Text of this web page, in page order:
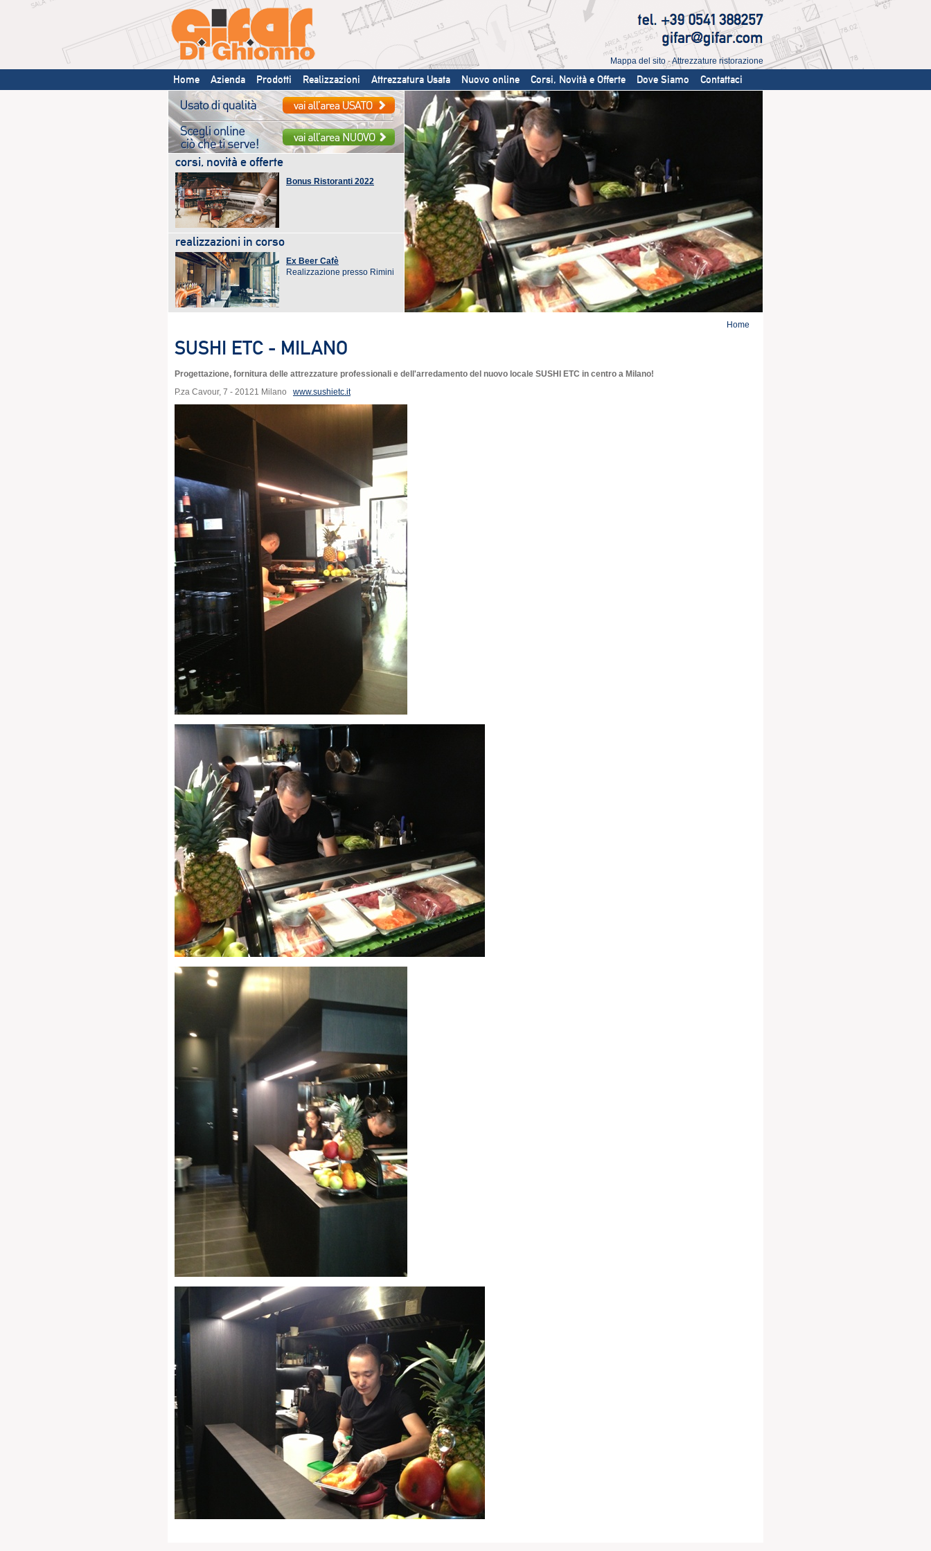
Mappa del sito-Attrezzature ristorazione
Home Azienda Prodotti Realizzazioni Attrezzatura Usata Nuovo online Corsi, Novità e Offerte Dove Siamo Contattaci
corsi, novità e offerte
Bonus Ristoranti 2022
Piano Nazionale Ripresa e
Resilienza
realizzazioni in corso
Ex Beer Cafè
Realizzazione presso Rimini
Home
SUSHI ETC - MILANO
Progettazione, fornitura delle attrezzature professionali e dell'arredamento del nuovo locale SUSHI ETC in centro a Milano!
P.za Cavour, 7 - 20121 Milano www.sushietc.it